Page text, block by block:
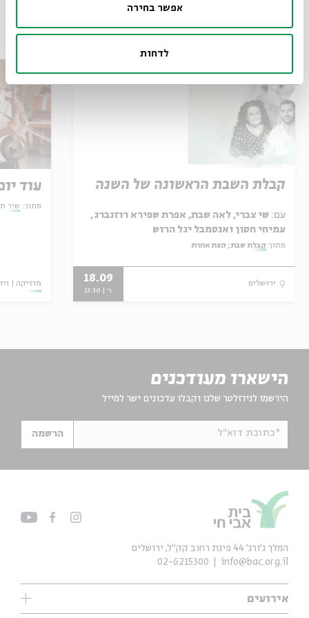
אפשר בחירה
לדחות
עוד בבית אבי חי
קבלת השבת הראשונה של השנה
עם: שי צברי, לאה שבת, אפרת שפירא רוזנברג,
עמיחי חסון ואנסמבל יגל הרוש
מתוך: קבלת שבת; קצת אחרת
ירושלים 18.09
ו' | 13:30
עוד
מתוך: שיר
מוזיקה
הישארו מעודכנים
הירשמו לניוזלטר שלנו וקבלו עדכונים ישר למייל
*כתובת דוא"ל הרשמה
אירועים
המלך ג'ורג' 44 פינת רחוב קק״ל, ירושלים
info@bac.org.il
02-6215300